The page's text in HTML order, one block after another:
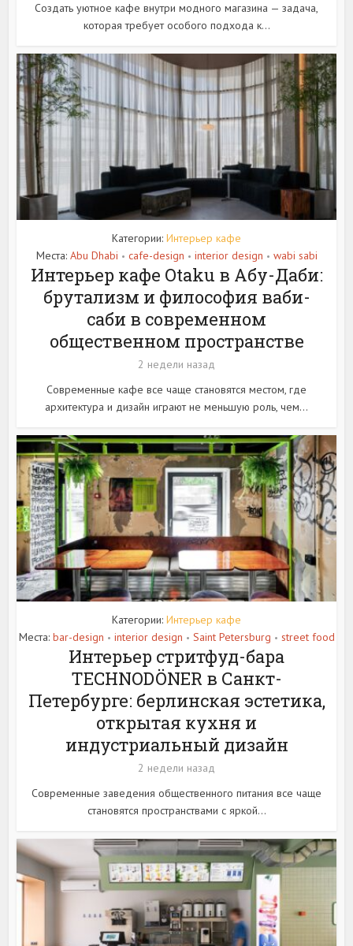
Создать уютное кафе внутри модного магазина — задача,
которая требует особого подхода к...
Категории: Интерьер кафе
Места: Abu Dhabi • cafe-design • interior design • wabi sabi
Интерьер кафе Otaku в Абу-Даби:
брутализм и философия ваби-
саби в современном
общественном пространстве
2 недели назад
Современные кафе все чаще становятся местом, где
архитектура и дизайн играют не меньшую роль, чем...
Категории: Интерьер кафе
Места: bar-design • interior design • Saint Petersburg • street food
Интерьер стритфуд-бара
TECHNODÖNER в Санкт-
Петербурге: берлинская эстетика,
открытая кухня и
индустриальный дизайн
2 недели назад
Современные заведения общественного питания все чаще
становятся пространствами с яркой...